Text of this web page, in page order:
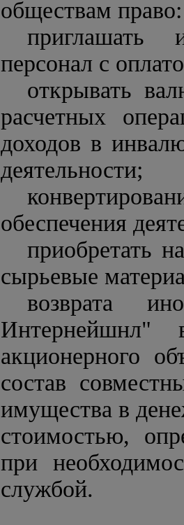
обществам право:
приглашать
персонал с
открывать
расчетных
доходов в
деятельности;
обеспечения
приобретать
сырьевые
возврата
Интернейшнл"
акционерного
состав
имущества в
стоимостью,
при
службой.